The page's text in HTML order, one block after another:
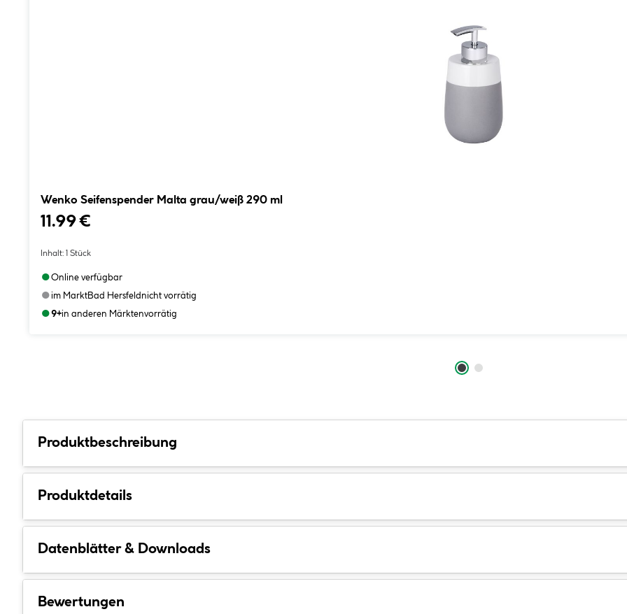
Wenko Seifenspender Malta grau/weiß 290 ml
11.99 €
Inhalt: 1 Stück
●Online verfügbar
●im MarktBad Hersfeldnicht vorrätig
●9+in anderen Märktenvorrätig
Produktbeschreibung
Produktdetails
Datenblätter & Downloads
Bewertungen